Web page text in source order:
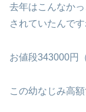
去年はこんなか
されていたんで
お値段343000円
この幼なじみ高額